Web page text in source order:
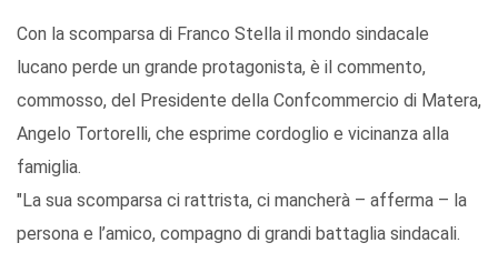
Con la scomparsa di Franco Stella il mondo sindacale
lucano perde un grande protagonista, è il commento,
commosso, del Presidente della Confcommercio di Matera,
Angelo Tortorelli, che esprime cordoglio e vicinanza alla
famiglia.
"La sua scomparsa ci rattrista, ci mancherà – afferma – la
persona e l’amico, compagno di grandi battaglia sindacali.